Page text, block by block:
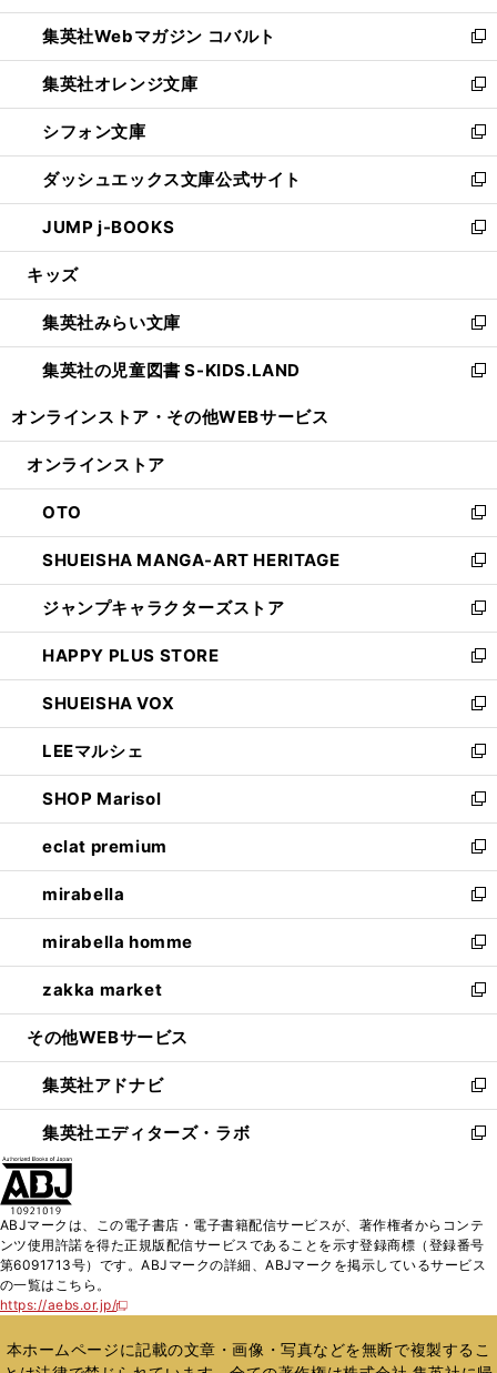
開
く
ウ
で
開
く
ン
ド
ウ
で
開
く
ウ
ィ
ン
ド
ウ
で
開
く
集英社Webマガジン コバルト
新
し
い
ウ
ィ
ン
ド
ウ
で
開
集英社オレンジ文庫
新
し
い
ウ
ィ
ン
ド
ウ
開
く
シフォン文庫
新
し
い
ウ
ィ
ン
ウ
で
開
く
ダッシュエックス文庫公式サイト
新
し
い
ウ
ン
ド
ウ
で
JUMP j-BOOKS
新
し
ウ
ィ
ン
ド
開
キッズ
集英社みらい文庫
新
し
い
ン
ウ
で
開
く
集英社の児童図書 S-KIDS.LAND
新
ウ
ン
ド
ウ
で
開
く
オンラインストア・ その他WEBサービス
オンラインストア
OTO
新
し
い
ウ
ィ
ン
ド
ウ
で
開
く
SHUEISHA MANGA-ART HERITAGE
新
し
い
ウ
ィ
ン
ド
ウ
で
開
く
ジャンプキャラクターズストア
新
し
い
ウ
ィ
ン
ド
ウ
で
開
く
HAPPY PLUS STORE
新
し
い
ウ
ィ
ン
ド
ウ
で
開
く
SHUEISHA VOX
新
し
い
ウ
ィ
ン
ド
ウ
で
開
く
LEEマルシェ
新
し
い
ウ
ィ
ン
ド
ウ
で
開
く
SHOP Marisol
新
し
い
ウ
ィ
ン
ド
ウ
で
開
eclat premium
新
し
い
ウ
ィ
ン
ド
ウ
開
く
mirabella
新
し
い
ウ
ィ
ン
ウ
で
開
く
mirabella homme
新
し
い
ウ
ン
ド
ウ
で
zakka market
新
し
ウ
ィ
ン
ド
く
その他WEBサービス
集英社アドナビ
新
し
い
ド
ウ
で
集英社エディターズ・ラボ
新
ィ
ン
ド
開
ABJマークは、この電子書店・電子書籍配信サービスが、著作権者からコンテ
ンツ使用許諾を得た正規版配信サービスであることを示す登録商標（登録番号
第6091713号）です。ABJマークの詳細、ABJマークを掲示しているサービス
の一覧はこちら。
https://aebs.or.jp/
新
い
ウ
本ホームページに記載の文章・画像・写真などを無断で複製するこ